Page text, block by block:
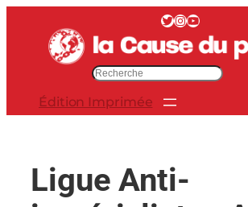
contenu
Twitter InstagramYouTube
Édition Imprimée
Ligue Anti-